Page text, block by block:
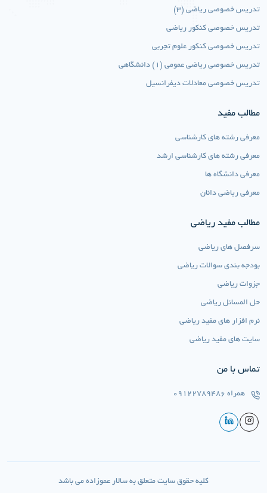
تدریس خصوصی ریاضی (3)
تدریس خصوصی کنکور ریاضی
تدریس خصوصی کنکور علوم تجربی
تدریس خصوصی ریاضی عمومی (1) دانشگاهی
تدریس خصوصی معادلات دیفرانسیل
مطالب مفید
معرفی رشته های کارشناسی
معرفی رشته های کارشناسی ارشد
معرفی دانشگاه ها
معرفی ریاضی دانان
مطالب مفید ریاضی
سرفصل های ریاضی
بودجه بندی سوالات ریاضی
جزوات ریاضی
حل المسائل ریاضی
نرم افزار های مفید ریاضی
سایت های مفید ریاضی
تماس با من
همراه 09122789486
کلیه حقوق سایت متعلق به سالار عموزاده می باشد